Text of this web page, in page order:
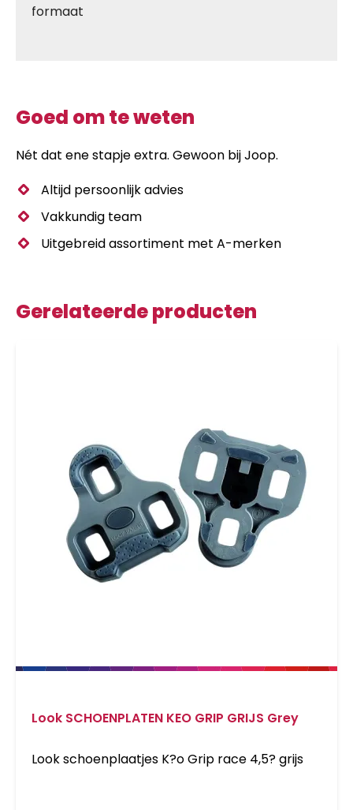
formaat
Goed om te weten
Nét dat ene stapje extra. Gewoon bij Joop.
Altijd persoonlijk advies
Vakkundig team
Uitgebreid assortiment met A-merken
Gerelateerde producten
Look SCHOENPLATEN KEO GRIP GRIJS Grey
Look schoenplaatjes K?o Grip race 4,5? grijs